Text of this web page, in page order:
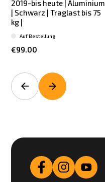
2019-bis heute | Aluminium
| Schwarz | Traglast bis 75
kg |
€99.00
Auf Bestellung